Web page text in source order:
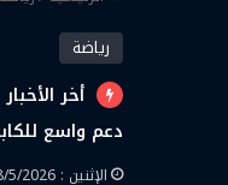
رياضة
أخر الأخبار
دعم واسع
الإثنين : 18/5/2026